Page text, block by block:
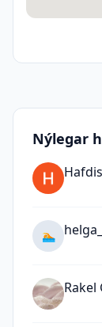
Nýlegar
🏊